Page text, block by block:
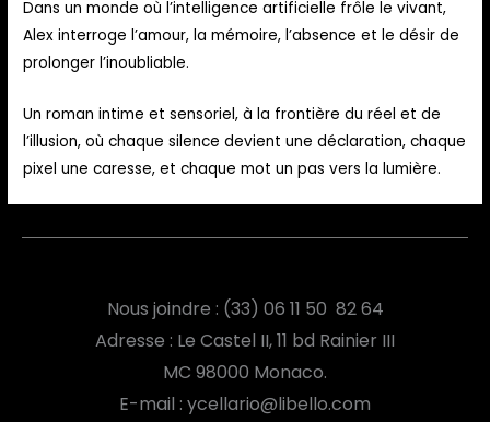
Dans un monde où l’intelligence artificielle frôle le vivant,
Alex interroge l’amour, la mémoire, l’absence et le désir de
prolonger l’inoubliable.
Un roman intime et sensoriel, à la frontière du réel et de
l’illusion, où chaque silence devient une déclaration, chaque
pixel une caresse, et chaque mot un pas vers la lumière.
Nous joindre : (33) 06 11 50 82 64
Adresse : Le Castel II, 11 bd Rainier III
MC 98000 Monaco.
E-mail : ycellario@libello.com